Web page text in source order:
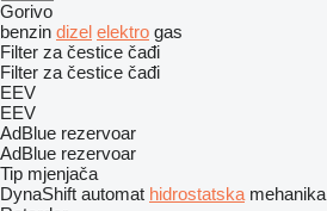
Gorivo
benzin dizel elektro gas
Filter za čestice čađi
Filter za čestice čađi
EEV
EEV
AdBlue rezervoar
AdBlue rezervoar
Tip mјenjača
DynaShift automat hidrostatska mehanika